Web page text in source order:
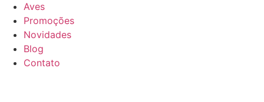
Aves
Promoções
Novidades
Blog
Contato